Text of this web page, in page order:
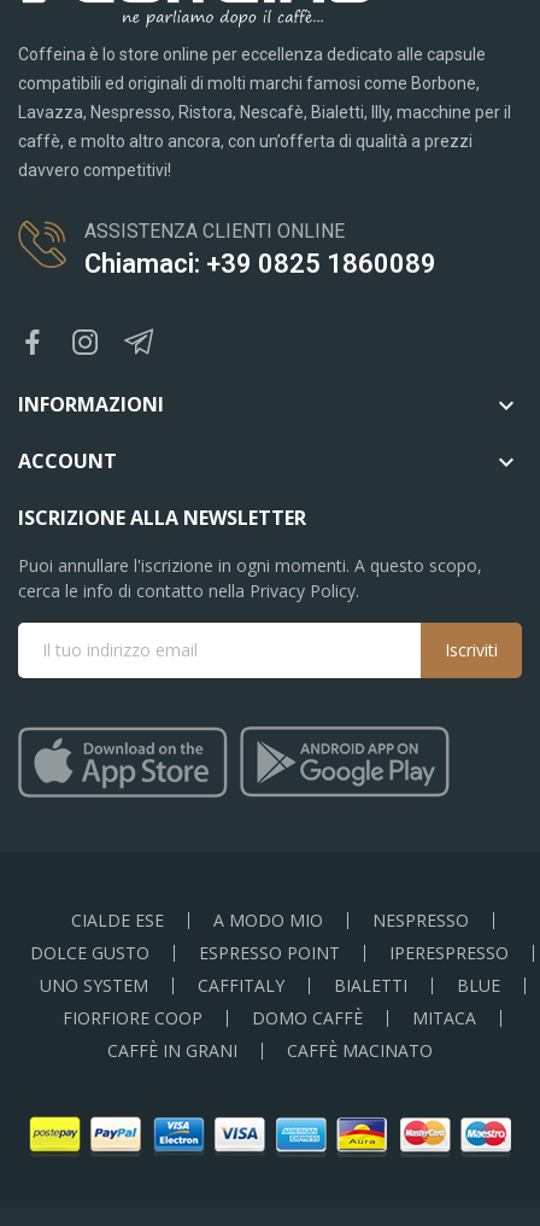
Coffeina è lo store online per eccellenza dedicato alle capsule
compatibili ed originali di molti marchi famosi come Borbone,
Lavazza, Nespresso, Ristora, Nescafè, Bialetti, Illy, macchine per il
caffè, e molto altro ancora, con un’offerta di qualità a prezzi
davvero competitivi!
ASSISTENZA CLIENTI ONLINE
Chiamaci: +39 0825 1860089
INFORMAZIONI 
ACCOUNT 
ISCRIZIONE ALLA NEWSLETTER
Puoi annullare l'iscrizione in ogni momenti. A questo scopo,
cerca le info di contatto nella Privacy Policy.
Iscriviti
CIALDE ESE A MODO MIO
NESPRESSO
DOLCE GUSTO
ESPRESSO POINT
IPERESPRESSO
UNO SYSTEM
CAFFITALY BIALETTI
BLUE
FIORFIORE COOP
DOMO CAFFÈ
MITACA
CAFFÈ IN GRANI
CAFFÈ MACINATO